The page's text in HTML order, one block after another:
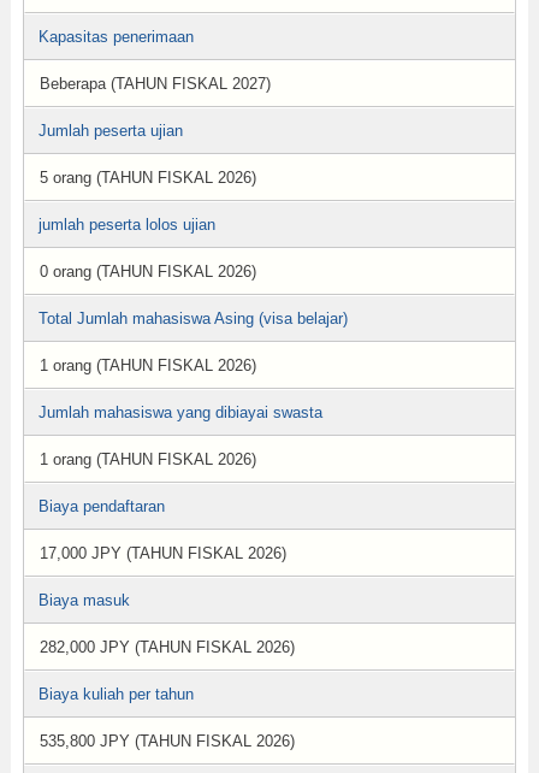
Kapasitas penerimaan
Beberapa (TAHUN FISKAL 2027)
Jumlah peserta ujian
5 orang (TAHUN FISKAL 2026)
jumlah peserta lolos ujian
0 orang (TAHUN FISKAL 2026)
Total Jumlah mahasiswa Asing (visa belajar)
1 orang (TAHUN FISKAL 2026)
Jumlah mahasiswa yang dibiayai swasta
1 orang (TAHUN FISKAL 2026)
Biaya pendaftaran
17,000 JPY (TAHUN FISKAL 2026)
Biaya masuk
282,000 JPY (TAHUN FISKAL 2026)
Biaya kuliah per tahun
535,800 JPY (TAHUN FISKAL 2026)